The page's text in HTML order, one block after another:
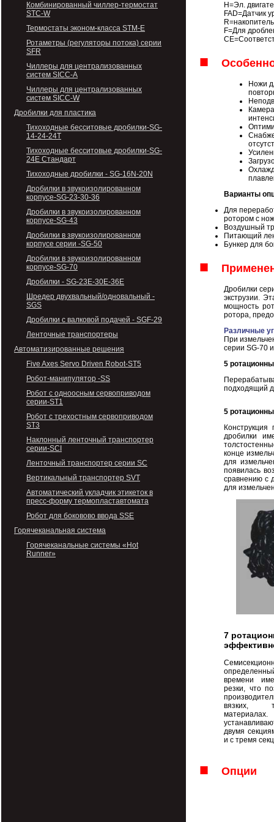
Комбинированный чиллер-термостат
STC-W
Термостаты эконом-класса STM-E
Ротаметры (регуляторы потока) серии
SFR
Чиллеры для централизованных
систем SICС-A
Чиллеры для централизованных
систем SICС-W
Дробилки для пластика
Тихоходные бесситовые дробилки-SG-
14-24-24Т
Тихоходные бесситовые дробилки-SG-
24E Стандарт
Тихоходные дробилки - SG-16N-20N
Дробилки в звукоизолированном
корпусе-SG-23-30-36
Дробилки в звукоизолированном
корпусе-SG-43
Дробилки в звукоизолированном
корпусе серии -SG-50
Дробилки в звукоизолированном
корпусе-SG-70
Дробилки - SG-23E-30E-36E
Шредер двухвальный/одновальный -
SGS
Дробилки с валковой подачей - SGF-29
Ленточные транспортеры
Автоматизированные решения
Five Axes Servo Driven Robot-ST5
Робот-манипулятор -SS
Робот с одноосным сервоприводом
серии-ST1
Робот с трехостным сервоприводом
ST3
Наклонный ленточный транспортер
серии-SCI
Ленточный транспортер серии SC
Вертикальный транспортер SVT
Автоматический укладчик этикеток в
пресс-форму термопластавтомата
Робот для боковово ввода SSE
Горячеканальная система
Горячеканальные системы «Hot
Runner»
H=Эл.
FAD=Датчик
F=Для
■
Ножи
Варианты
Для
ротором с
Воздушный
Питающий
Бункер для
■
Дробилки
экструзии.
мощность
ротора,
Различные
При
серии SG-70
5
подходящий
5
дробилки
конце
для
появилась
сравнению с
для
7
времени
резки, что
вязких,
двумя
и с тремя
■ Опции